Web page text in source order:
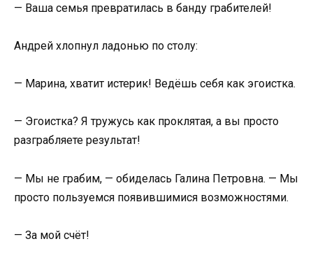
— Ваша семья превратилась в банду грабителей!
Андрей хлопнул ладонью по столу:
— Марина, хватит истерик! Ведёшь себя как эгоистка.
— Эгоистка? Я тружусь как проклятая, а вы просто
разграбляете результат!
— Мы не грабим, — обиделась Галина Петровна. — Мы
просто пользуемся появившимися возможностями.
— За мой счёт!